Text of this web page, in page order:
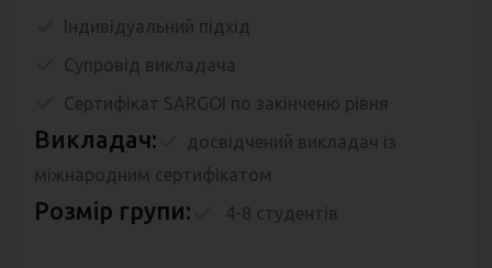
Індивідуальний підхід
Супровід викладача
Сертифікат SARGOI по закінченю рівня
Викладач:
досвідчений викладач із
міжнародним сертифікатом
Розмір групи: 4-8 студентів